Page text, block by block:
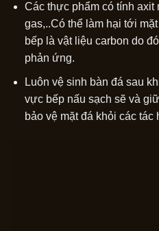
Các thực phẩm có tính
gas,..Có thể làm hại tới
bếp là vật liệu carbon do
phản ứng.
Luôn vệ sinh bàn đá sau
vực bếp nấu sạch sẽ và
bảo vệ mặt đá khỏi các tác